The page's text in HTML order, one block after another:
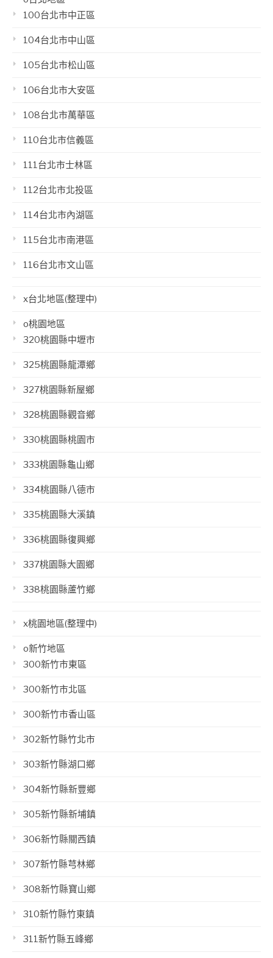
100台北市中正區
104台北市中山區
105台北市松山區
106台北市大安區
108台北市萬華區
110台北市信義區
111台北市士林區
112台北市北投區
114台北市內湖區
115台北市南港區
116台北市文山區
x台北地區(整理中)
o桃園地區
320桃園縣中壢市
325桃園縣龍潭鄉
327桃園縣新屋鄉
328桃園縣觀音鄉
330桃園縣桃園市
333桃園縣龜山鄉
334桃園縣八德市
335桃園縣大溪鎮
336桃園縣復興鄉
337桃園縣大園鄉
338桃園縣蘆竹鄉
x桃園地區(整理中)
o新竹地區
300新竹市東區
300新竹市北區
300新竹市香山區
302新竹縣竹北市
303新竹縣湖口鄉
304新竹縣新豐鄉
305新竹縣新埔鎮
306新竹縣關西鎮
307新竹縣芎林鄉
308新竹縣寶山鄉
310新竹縣竹東鎮
311新竹縣五峰鄉